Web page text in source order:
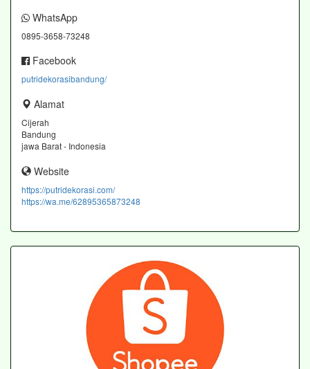
WhatsApp
0895-3658-73248
Facebook
putridekorasibandung/
Alamat
Cijerah
Bandung
jawa Barat - Indonesia
Website
https://putridekorasi.com/
https://wa.me/62895365873248